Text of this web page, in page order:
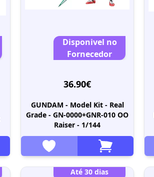
Disponivel no
Fornecedor
36.90€
GUNDAM - Model Kit - Real
Grade - GN-0000+GNR-010 OO
Raiser - 1/144
Até 30 dias